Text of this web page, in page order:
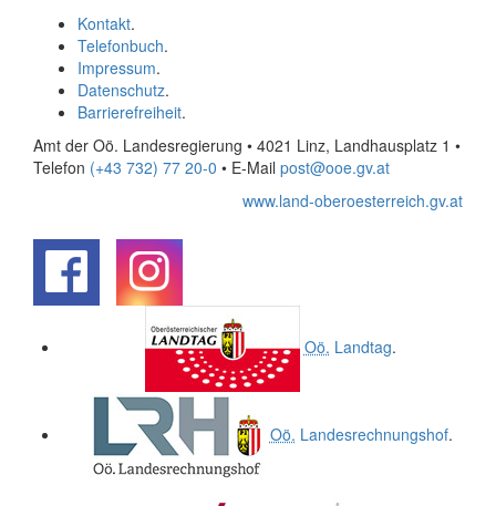
Kontakt.
Telefonbuch.
Impressum.
Datenschutz.
Barrierefreiheit.
Amt der Oö. Landesregierung • 4021 Linz, Landhausplatz 1 •
Telefon (+43 732) 77 20-0 • E-Mail post@ooe.gv.at
www.land-oberoesterreich.gv.at
Oö. Landtag.
Oö. Landesrechnungshof.